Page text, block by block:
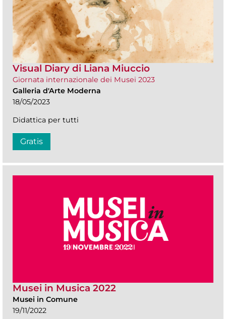
Visual Diary di Liana Miuccio
Giornata internazionale dei Musei 2023
Galleria d'Arte Moderna
18/05/2023
Didattica per tutti
Gratis
Musei in Musica 2022
Musei in Comune
19/11/2022